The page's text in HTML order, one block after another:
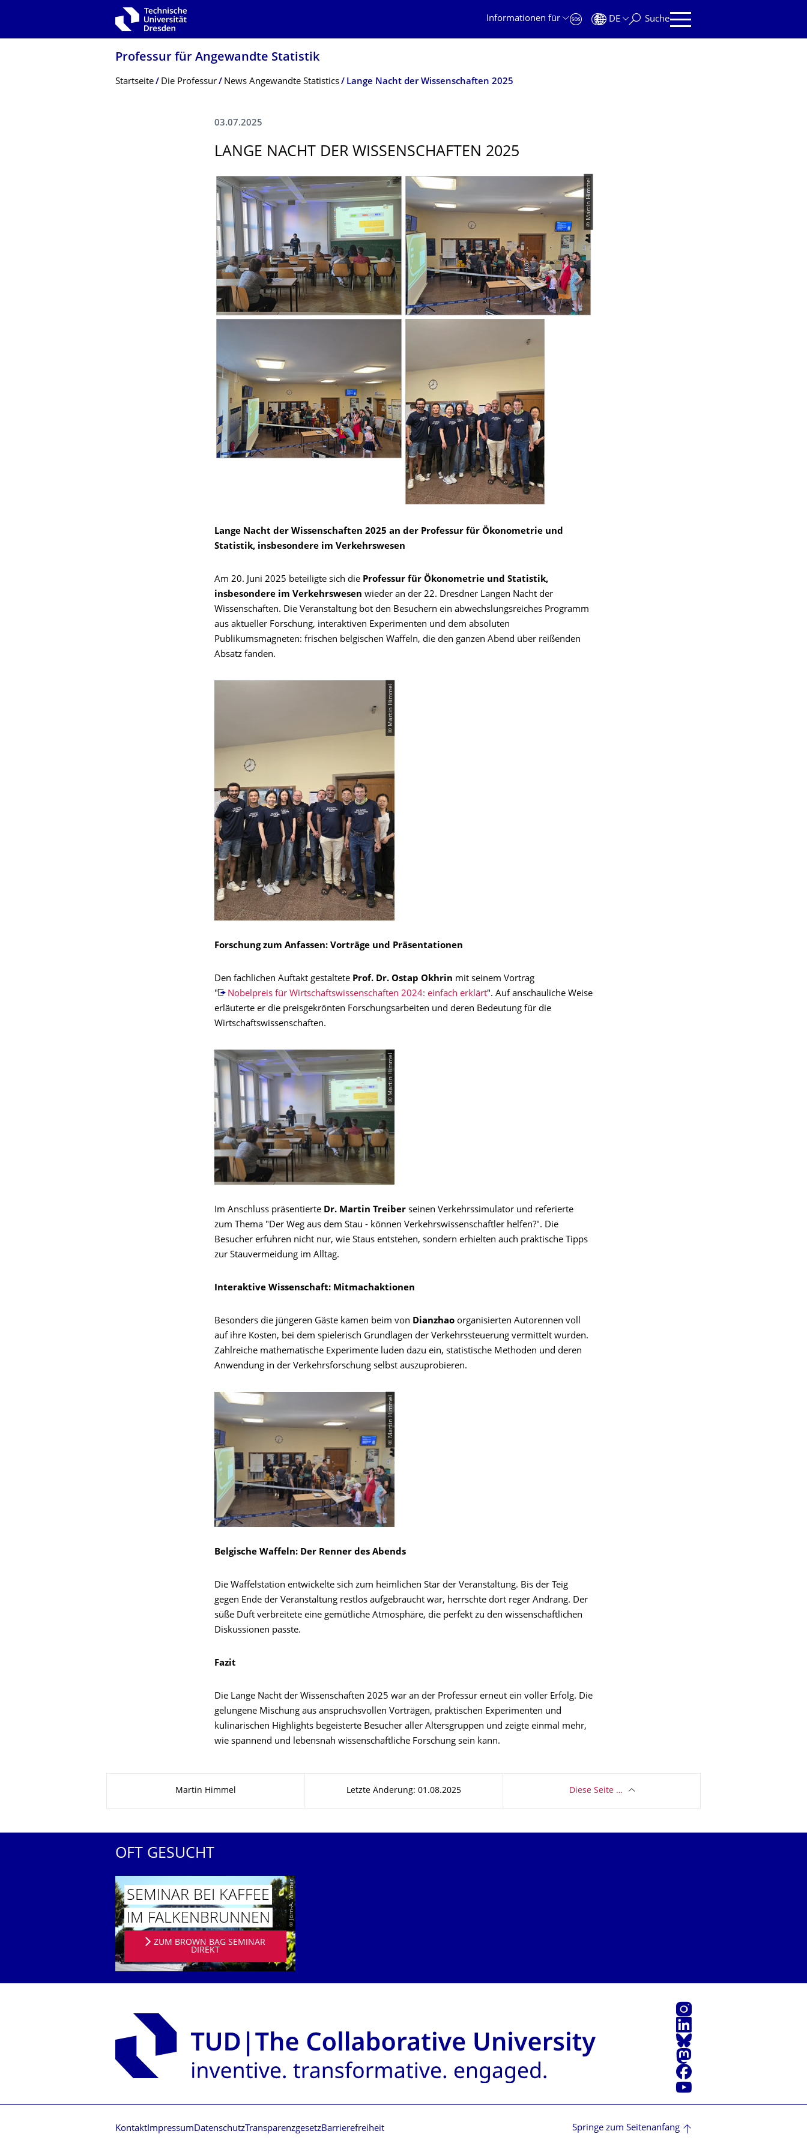
Zur Hauptnavigation springen
Informationen für
DE Suche
Professur für Angewandte Statistik
Breadcrumb-Menü
Startseite Die Professur News Angewandte Statistics Lange Nacht der Wissenschaften 2025
03.07.2025
LANGE NACHT DER WISSENSCHAFTEN 2025
© Martin Himmel
Lange Nacht der Wissenschaften 2025 an der Professur für Ökonometrie und
Statistik, insbesondere im Verkehrswesen
Am 20. Juni 2025 beteiligte sich die Professur für Ökonometrie und Statistik,
insbesondere im Verkehrswesen wieder an der 22. Dresdner Langen Nacht der
Wissenschaften. Die Veranstaltung bot den Besuchern ein abwechslungsreiches Programm
aus aktueller Forschung, interaktiven Experimenten und dem absoluten
Publikumsmagneten: frischen belgischen Waffeln, die den ganzen Abend über reißenden
Absatz fanden.
© Martin Himmel
Forschung zum Anfassen: Vorträge und Präsentationen
Den fachlichen Auftakt gestaltete Prof. Dr. Ostap Okhrin mit seinem Vortrag
"
Nobelpreis für Wirtschaftswissenschaften 2024: einfach erklärt". Auf anschauliche Weise
erläuterte er die preisgekrönten Forschungsarbeiten und deren Bedeutung für die
Wirtschaftswissenschaften.
© Martin Himmel
Im Anschluss präsentierte Dr. Martin Treiber seinen Verkehrssimulator und referierte
zum Thema "Der Weg aus dem Stau - können Verkehrswissenschaftler helfen?". Die
Besucher erfuhren nicht nur, wie Staus entstehen, sondern erhielten auch praktische Tipps
zur Stauvermeidung im Alltag.
Interaktive Wissenschaft: Mitmachaktionen
Besonders die jüngeren Gäste kamen beim von Dianzhao organisierten Autorennen voll
auf ihre Kosten, bei dem spielerisch Grundlagen der Verkehrssteuerung vermittelt wurden.
Zahlreiche mathematische Experimente luden dazu ein, statistische Methoden und deren
Anwendung in der Verkehrsforschung selbst auszuprobieren.
© Martin Himmel
Belgische Waffeln: Der Renner des Abends
Die Waffelstation entwickelte sich zum heimlichen Star der Veranstaltung. Bis der Teig
gegen Ende der Veranstaltung restlos aufgebraucht war, herrschte dort reger Andrang. Der
süße Duft verbreitete eine gemütliche Atmosphäre, die perfekt zu den wissenschaftlichen
Diskussionen passte.
Fazit
Die Lange Nacht der Wissenschaften 2025 war an der Professur erneut ein voller Erfolg. Die
gelungene Mischung aus anspruchsvollen Vorträgen, praktischen Experimenten und
kulinarischen Highlights begeisterte Besucher aller Altersgruppen und zeigte einmal mehr,
wie spannend und lebensnah wissenschaftliche Forschung sein kann.
Martin Himmel Letzte Änderung: 01.08.2025 Diese Seite …
OFT GESUCHT
© Jörn-A. Werner
SEMINAR BEI KAFFEE
IM FALKENBRUN­NEN
ZUM BROWN BAG SEMINAR
DIREKT
Instagram
LinkedIn
Bluesky
Mastodon
Facebook
Youtube
Kontakt Impressum DatenschutzTransparenzgesetzBarrierefreiheit Springe zum Seitenanfang